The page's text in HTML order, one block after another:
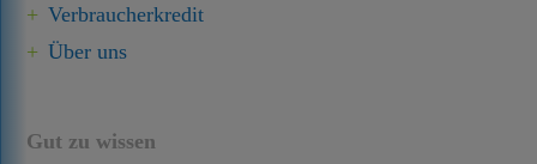
Verbraucherkredit
Über uns
Gut zu wissen